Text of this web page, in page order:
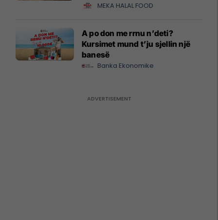
MEKA HALAL FOOD
A po don me rrnu n’deti?
Kursimet mund t’ju sjellin një
banesë
Banka Ekonomike